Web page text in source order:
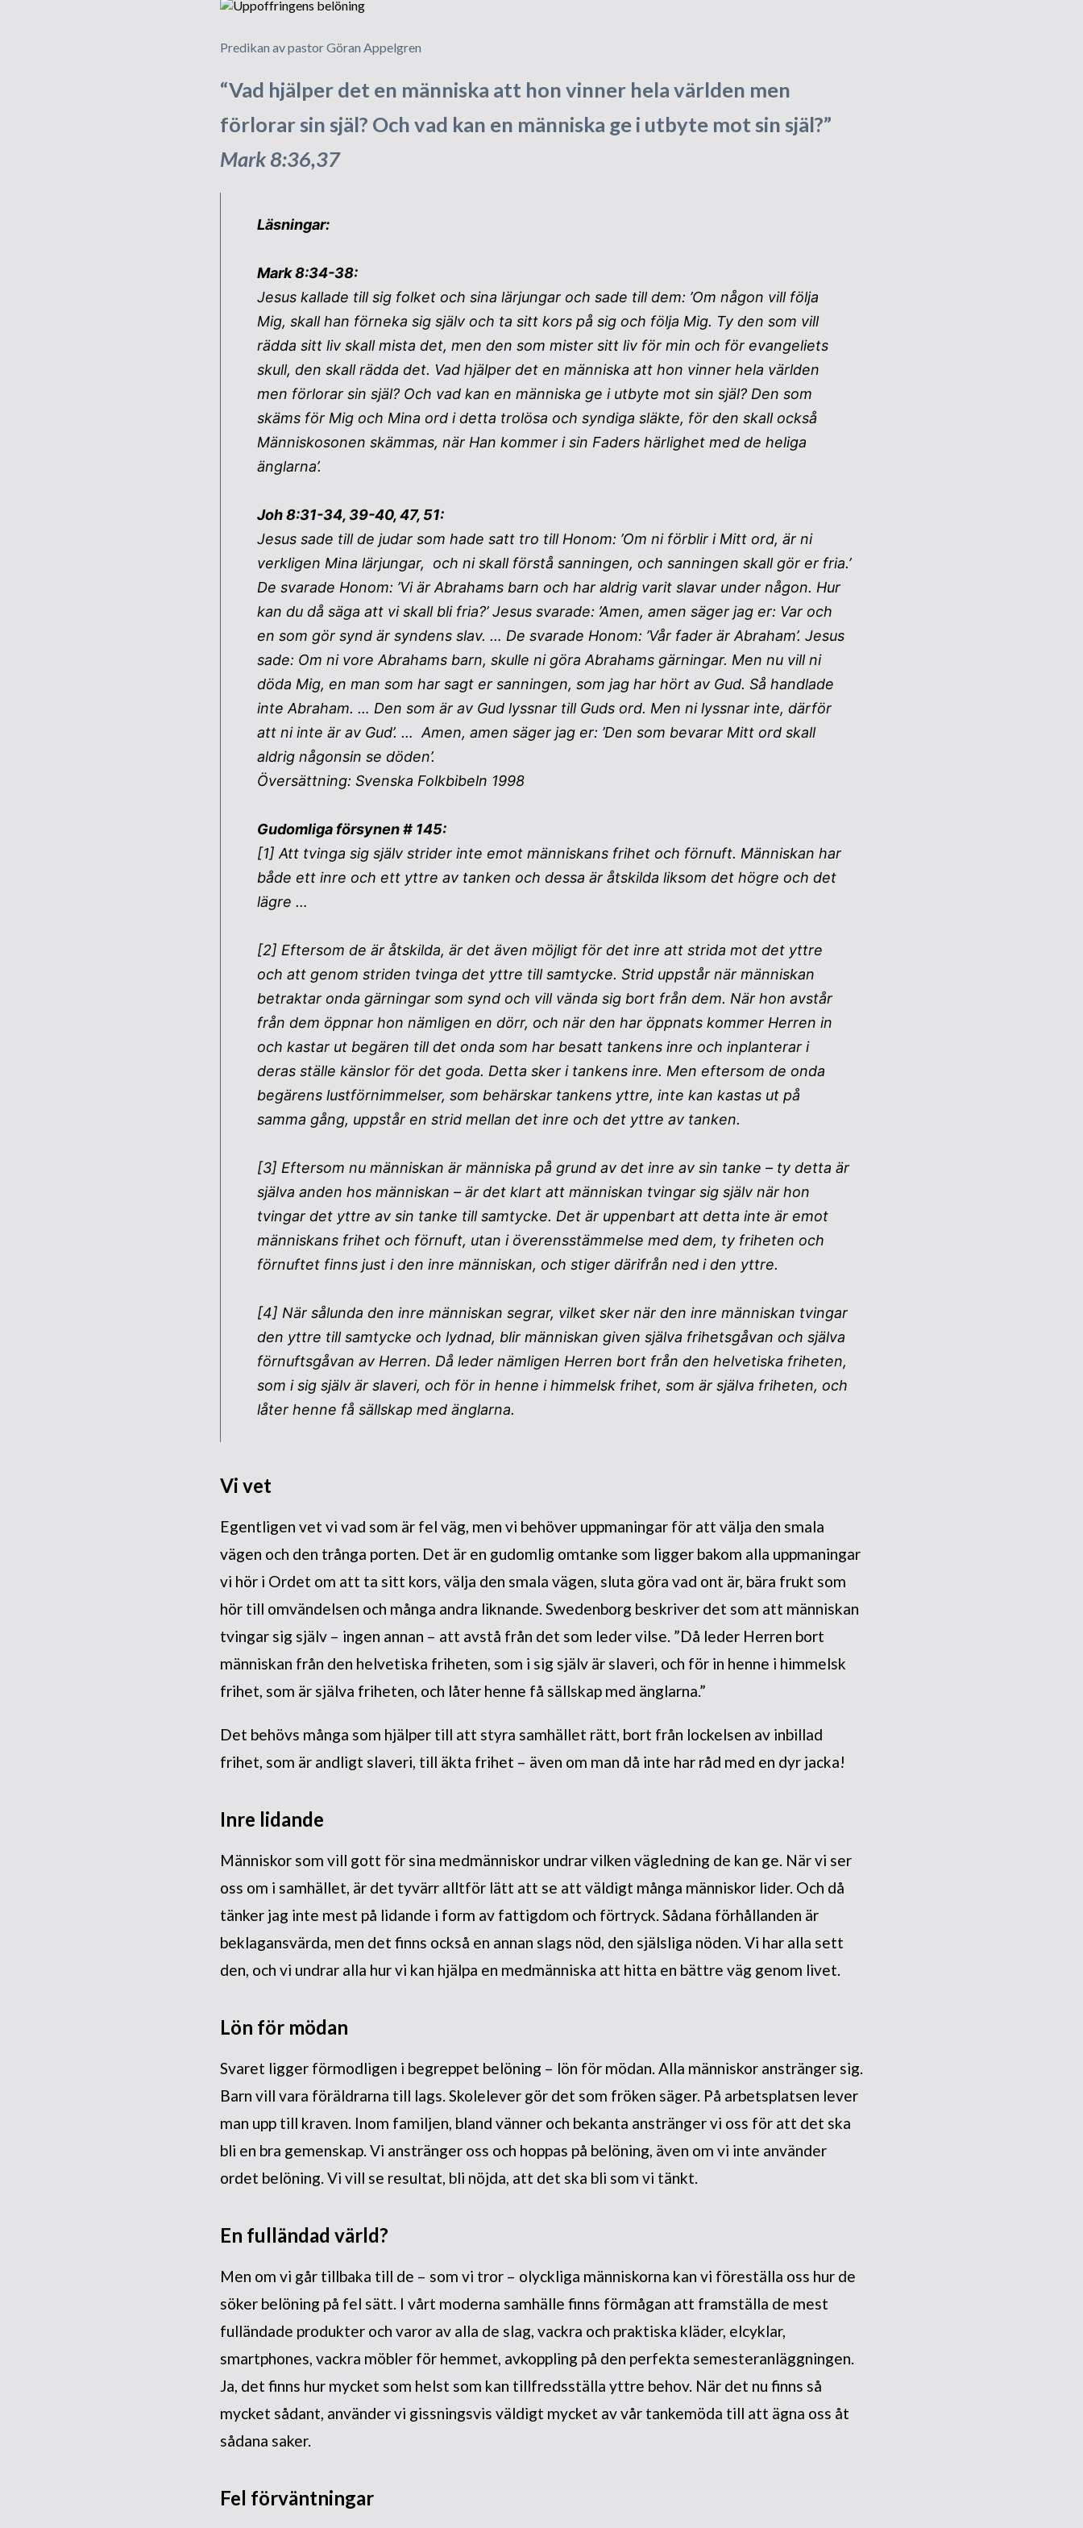
tempelbygget
Grundstenen läggs
Predikan av pastor Göran Appelgren
“Vad hjälper det en människa att hon vinner hela världen men
förlorar sin själ? Och vad kan en människa ge i utbyte mot sin själ?”
Mark 8:36,37
Läsningar:
Mark 8:34-38:
Jesus kallade till sig folket och sina lärjungar och sade till dem: ’Om någon vill följa
Mig, skall han förneka sig själv och ta sitt kors på sig och följa Mig. Ty den som vill
rädda sitt liv skall mista det, men den som mister sitt liv för min och för evangeliets
skull, den skall rädda det. Vad hjälper det en människa att hon vinner hela världen
men förlorar sin själ? Och vad kan en människa ge i utbyte mot sin själ? Den som
skäms för Mig och Mina ord i detta trolösa och syndiga släkte, för den skall också
Människosonen skämmas, när Han kommer i sin Faders härlighet med de heliga
änglarna’.
Joh 8:31-34, 39-40, 47, 51:
Jesus sade till de judar som hade satt tro till Honom: ’Om ni förblir i Mitt ord, är ni
verkligen Mina lärjungar, och ni skall förstå sanningen, och sanningen skall gör er fria.’
De svarade Honom: ’Vi är Abrahams barn och har aldrig varit slavar under någon. Hur
kan du då säga att vi skall bli fria?’ Jesus svarade: ’Amen, amen säger jag er: Var och
en som gör synd är syndens slav. … De svarade Honom: ’Vår fader är Abraham’. Jesus
sade: Om ni vore Abrahams barn, skulle ni göra Abrahams gärningar. Men nu vill ni
döda Mig, en man som har sagt er sanningen, som jag har hört av Gud. Så handlade
inte Abraham. … Den som är av Gud lyssnar till Guds ord. Men ni lyssnar inte, därför
att ni inte är av Gud’. … Amen, amen säger jag er: ’Den som bevarar Mitt ord skall
aldrig någonsin se döden’.
Översättning: Svenska Folkbibeln 1998
Gudomliga försynen # 145:
[1] Att tvinga sig själv strider inte emot människans frihet och förnuft. Människan har
både ett inre och ett yttre av tanken och dessa är åtskilda liksom det högre och det
lägre …
[2] Eftersom de är åtskilda, är det även möjligt för det inre att strida mot det yttre
och att genom striden tvinga det yttre till samtycke. Strid uppstår när människan
betraktar onda gärningar som synd och vill vända sig bort från dem. När hon avstår
från dem öppnar hon nämligen en dörr, och när den har öppnats kommer Herren in
och kastar ut begären till det onda som har besatt tankens inre och inplanterar i
deras ställe känslor för det goda. Detta sker i tankens inre. Men eftersom de onda
begärens lustförnimmelser, som behärskar tankens yttre, inte kan kastas ut på
samma gång, uppstår en strid mellan det inre och det yttre av tanken.
[3] Eftersom nu människan är människa på grund av det inre av sin tanke – ty detta är
själva anden hos människan – är det klart att människan tvingar sig själv när hon
tvingar det yttre av sin tanke till samtycke. Det är uppenbart att detta inte är emot
människans frihet och förnuft, utan i överensstämmelse med dem, ty friheten och
förnuftet finns just i den inre människan, och stiger därifrån ned i den yttre.
[4] När sålunda den inre människan segrar, vilket sker när den inre människan tvingar
den yttre till samtycke och lydnad, blir människan given själva frihetsgåvan och själva
förnuftsgåvan av Herren. Då leder nämligen Herren bort från den helvetiska friheten,
som i sig själv är slaveri, och för in henne i himmelsk frihet, som är själva friheten, och
låter henne få sällskap med änglarna.
Vi vet
Egentligen vet vi vad som är fel väg, men vi behöver uppmaningar för att välja den smala
vägen och den trånga porten. Det är en gudomlig omtanke som ligger bakom alla uppmaningar
vi hör i Ordet om att ta sitt kors, välja den smala vägen, sluta göra vad ont är, bära frukt som
hör till omvändelsen och många andra liknande. Swedenborg beskriver det som att människan
tvingar sig själv – ingen annan – att avstå från det som leder vilse. ”Då leder Herren bort
människan från den helvetiska friheten, som i sig själv är slaveri, och för in henne i himmelsk
frihet, som är själva friheten, och låter henne få sällskap med änglarna.”
Det behövs många som hjälper till att styra samhället rätt, bort från lockelsen av inbillad
frihet, som är andligt slaveri, till äkta frihet – även om man då inte har råd med en dyr jacka!
Inre lidande
Människor som vill gott för sina medmänniskor undrar vilken vägledning de kan ge. När vi ser
oss om i samhället, är det tyvärr alltför lätt att se att väldigt många människor lider. Och då
tänker jag inte mest på lidande i form av fattigdom och förtryck. Sådana förhållanden är
beklagansvärda, men det finns också en annan slags nöd, den själsliga nöden. Vi har alla sett
den, och vi undrar alla hur vi kan hjälpa en medmänniska att hitta en bättre väg genom livet.
Lön för mödan
Svaret ligger förmodligen i begreppet belöning – lön för mödan. Alla människor anstränger sig.
Barn vill vara föräldrarna till lags. Skolelever gör det som fröken säger. På arbetsplatsen lever
man upp till kraven. Inom familjen, bland vänner och bekanta anstränger vi oss för att det ska
bli en bra gemenskap. Vi anstränger oss och hoppas på belöning, även om vi inte använder
ordet belöning. Vi vill se resultat, bli nöjda, att det ska bli som vi tänkt.
En fulländad värld?
Men om vi går tillbaka till de – som vi tror – olyckliga människorna kan vi föreställa oss hur de
söker belöning på fel sätt. I vårt moderna samhälle finns förmågan att framställa de mest
fulländade produkter och varor av alla de slag, vackra och praktiska kläder, elcyklar,
smartphones, vackra möbler för hemmet, avkoppling på den perfekta semesteranläggningen.
Ja, det finns hur mycket som helst som kan tillfredsställa yttre behov. När det nu finns så
mycket sådant, använder vi gissningsvis väldigt mycket av vår tankemöda till att ägna oss åt
sådana saker.
Fel förväntningar